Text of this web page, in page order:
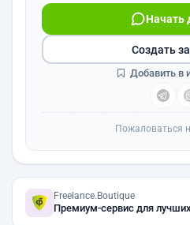
Начать
Создать
Добавить в
Пожаловаться
Freelance.Boutique
Премиум-сервис для